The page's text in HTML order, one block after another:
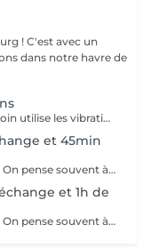
un
dans notre havre de
Inspiré de la tradition himalayenne, ce soin utilise les vibrations profondes des bols Peter Hess pour rétablir l'équilibre entre le corps et l'esprit. Les sons se propagent à travers chaque cellule, relâchent les tensions et stimulent la circulation énergétique naturelle. Ce soin permet de : dissoudre les tensions physiques et émotionnelles, apaiser le mental et calmer les pensées, favoriser un sommeil réparateur et une sensation durable de sérénité. Chaque bol est placé à des endroits spécifiques, créant une symphonie de fréquences qui vous enveloppe et vous ramène à votre centre. Une expérience rare, profondément régénérante, à la croisée de la relaxation, de la méditation et de la thérapie vibratoire.
et 45min
La Trame harmoniser le corps et l'esprit On pense souvent à travailler son mental, mais on oublie que notre corps garde en mémoire des tensions et des émotions. Pour se sentir vraiment bien, il est essentiel d'harmoniser les deux. La Trame est une technique vibratoire qui aide à libérer les blocages et émotions cristallisées. Elle permet de retrouver sa trame initiale, de relâcher ce qui ne nous appartient pas et de rétablir une circulation fluide de l'énergie. - Bienfaits : diminution du stress, libération des tensions, apaisement émotionnel et retour à un état de calme et de légèreté. Une séance de Trame est une vraie parenthèse pour soi, un moment de lâcher-prise profond. Cette prestation est également disponible en bon cadeau. Vous pouvez réserver directement en ligne ou nous contacter pour fixer votre rendez-vous. Pour en savoir plus : https://www.oxyzen.lu/massages/soins-energetiques.html Déconseillé aux femmes enceintes. Avertissement : Nos soins sont dédiés au bien-être et à la relaxation. Ils ne remplacent pas un suivi médical et ne relèvent pas de la kinésithérapie.
et 1h de
La Trame harmoniser le corps et l'esprit On pense souvent à travailler son mental, mais on oublie que notre corps garde en mémoire des tensions et des émotions. Pour se sentir vraiment bien, il est essentiel d'harmoniser les deux. La Trame est une technique vibratoire qui aide à libérer les blocages et émotions cristallisées. Elle permet de retrouver sa trame initiale, de relâcher ce qui ne nous appartient pas et de rétablir une circulation fluide de l'énergie. - Bienfaits : diminution du stress, libération des tensions, apaisement émotionnel et retour à un état de calme et de légèreté. Une séance de Trame est une vraie parenthèse pour soi, un moment de lâcher-prise profond. Cette prestation est également disponible en bon cadeau. Vous pouvez réserver directement en ligne ou nous contacter pour fixer votre rendez-vous. Pour en savoir plus : https://www.oxyzen.lu/massages/soins-energetiques.html Déconseillé aux femmes enceintes. Avertissement : Nos soins sont dédiés au bien-être et à la relaxation. Ils ne remplacent pas un suivi médical et ne relèvent pas de la kinésithérapie.